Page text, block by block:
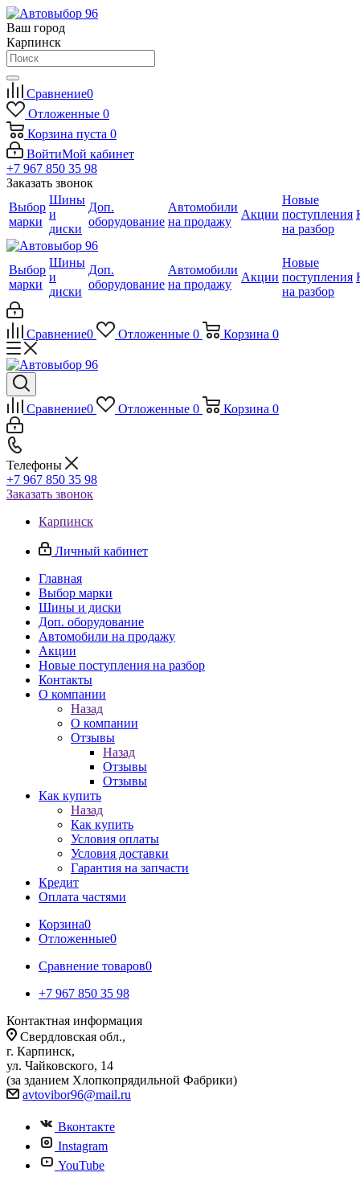
Ваш город
Карпинск
Сравнение0
Отложенные 0
Корзина пуста 0
ВойтиМой кабинет
+7 967 850 35 98
Заказать звонок
Выбор
марки
Шины
и
диски
Доп.
оборудование
Автомобили
на продажу
Акции
Новые
поступления
на разбор
Выбор
марки
Шины
и
диски
Доп.
оборудование
Автомобили
на продажу
Акции
Новые
поступления
на разбор
Сравнение0 Отложенные 0 Корзина 0
Сравнение0 Отложенные 0 Корзина 0
Телефоны
+7 967 850 35 98
Заказать звонок
Карпинск
Личный кабинет
Главная
Выбор марки
Шины и диски
Доп. оборудование
Автомобили на продажу
Акции
Новые поступления на разбор
Контакты
О компании
Назад
О компании
Отзывы
Назад
Отзывы
Отзывы
Как купить
Назад
Как купить
Условия оплаты
Условия доставки
Гарантия на запчасти
Кредит
Оплата частями
Корзина0
Отложенные0
Сравнение товаров0
+7 967 850 35 98
Контактная информация
Свердловская обл.,
г. Карпинск,
ул. Чайковского, 14
(за зданием Хлопкопрядильной Фабрики)
avtovibor96@mail.ru
Вконтакте
Instagram
YouTube